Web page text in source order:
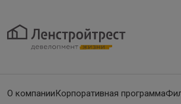
О компанииКорпоративная программа